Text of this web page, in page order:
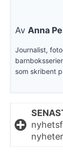
Av Anna
Journalist,
som skribent